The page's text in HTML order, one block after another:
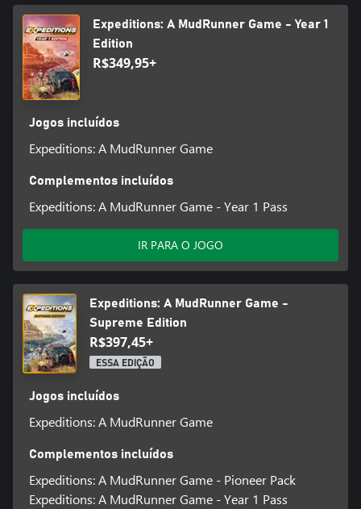
aptidões e possibilidades durante as tuas expedições.
Certas funcionalidades do jogo, incluindo mods, poderão não
estar acessíveis para contas Xbox de crianças. A Xbox considera
crianças jogadores com menos de 13 anos, exceto se a legislação
local especificar uma idade diferente.
Expeditions: A MudRunner Game - Year 1
Edition
R$349,95+
Jogos incluídos
Expeditions: A MudRunner Game
Complementos incluídos
Expeditions: A MudRunner Game - Year 1 Pass
IR PARA O JOGO
Expeditions: A MudRunner Game -
Supreme Edition
R$397,45+
ESSA EDIÇÃO
Jogos incluídos
Expeditions: A MudRunner Game
Complementos incluídos
Expeditions: A MudRunner Game - Pioneer Pack
Expeditions: A MudRunner Game - Year 1 Pass